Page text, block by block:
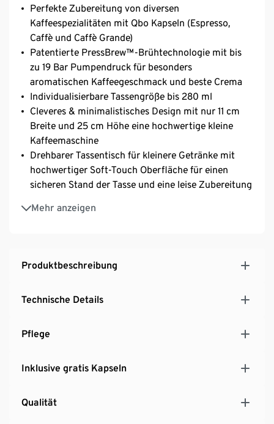
Perfekte Zubereitung von diversen
Kaffeespezialitäten mit Qbo Kapseln (Espresso,
Caffè und Caffè Grande)
Patentierte PressBrew™-Brühtechnologie mit bis
zu 19 Bar Pumpendruck für besonders
aromatischen Kaffeegeschmack und beste Crema
Individualisierbare Tassengröße bis 280 ml
Cleveres & minimalistisches Design mit nur 11 cm
Breite und 25 cm Höhe eine hochwertige kleine
Kaffeemaschine
Drehbarer Tassentisch für kleinere Getränke mit
hochwertiger Soft-Touch Oberfläche für einen
sicheren Stand der Tasse und eine leise Zubereitung
Mehr anzeigen
Beleuchtete Tassenstellfläche für große & kleine
Abnehmbarer Wassertank mit einem Volumen von
Energieeffizienz
Kapseln
und integriertem Reinigungsprogramm
Produktbeschreibung
Technische Details
Pflege
Inklusive gratis Kapseln
Qualität